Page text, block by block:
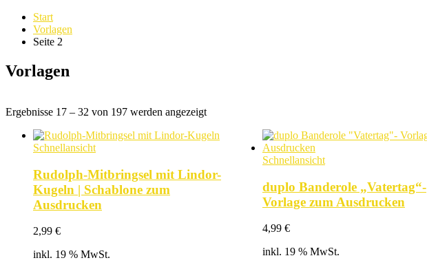
Start
Vorlagen
Seite 2
Vorlagen
Ergebnisse 17 – 32 von 197 werden angezeigtNach
sortiert
Schnellansicht
Rudolph-Mitbringsel mit Lindor-
Kugeln | Schablone zum
Ausdrucken
2,99 €
inkl. 19 % MwSt.
Schnellansicht
duplo Banderole „Vatertag“-
Vorlage zum Ausdrucken
4,99 €
inkl. 19 % MwSt.